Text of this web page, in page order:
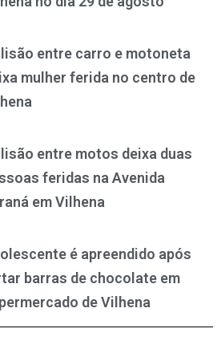
entre carro e motoneta
mulher ferida no centro de
entre motos deixa duas
feridas na Avenida
em Vilhena
é apreendido após
barras de chocolate em
de Vilhena